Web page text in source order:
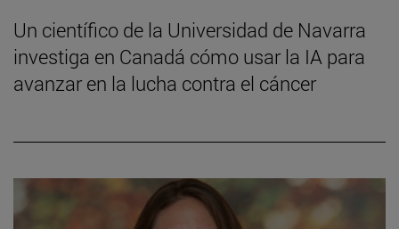
Un científico de la Universidad de Navarra
investiga en Canadá cómo usar la IA para
avanzar en la lucha contra el cáncer